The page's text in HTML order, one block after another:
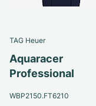
TAG Heuer
Aquaracer
Professional
WBP2150.FT6210